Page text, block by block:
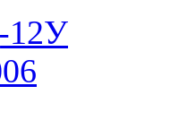
12У